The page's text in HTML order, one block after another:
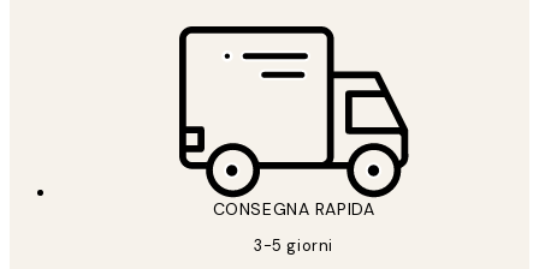
CONSEGNA RAPIDA
3-5 giorni